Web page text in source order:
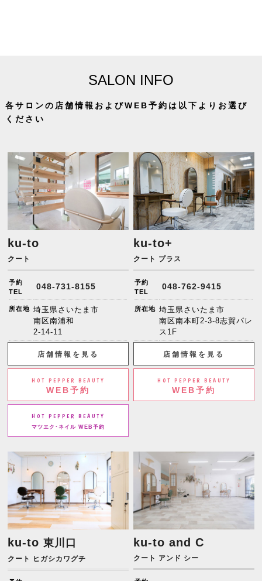
SALON INFO
各サロンの店舗情報およびWEB予約は以下よりお選び
ください
ku-to
クート
予約
TEL
048-731-8155
所在地 埼玉県さいたま市
南区南浦和
2-14-11
店舗情報を見る
HOT PEPPER BEAUTY
WEB予約
HOT PEPPER BEAUTY
マツエク･ネイル WEB予約
ku-to+
クート プラス
予約
TEL
048-762-9415
所在地 埼玉県さいたま市
南区南本町2-3-8志賀パレ
ス1F
店舗情報を見る
HOT PEPPER BEAUTY
WEB予約
ku-to東川口
クート ヒガシカワグチ
ku-to and C
クート アンド シー